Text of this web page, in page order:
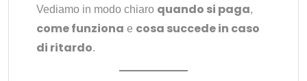
Vediamo in modo chiaro quando si paga,
come funziona e cosa succede in caso
di ritardo.